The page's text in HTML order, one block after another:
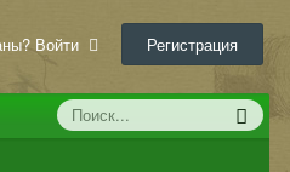
Войти Регистрация